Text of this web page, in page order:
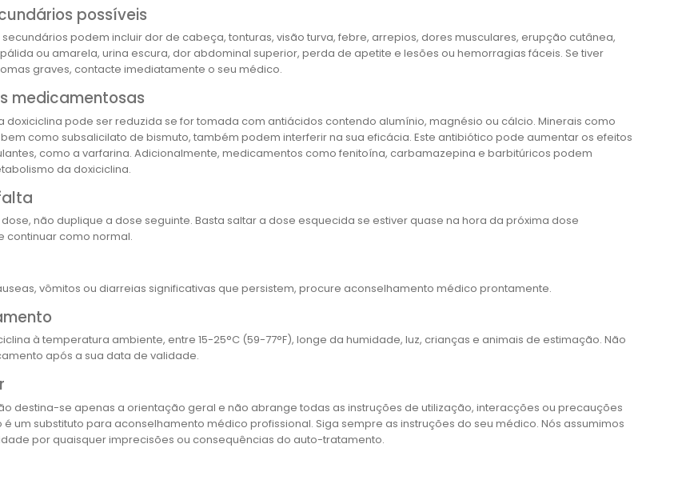
possíveis
podem incluir dor de cabeça, tonturas, visão turva, febre, arrepios, dores musculares, erupção cutânea,
ou amarela, urina escura, dor abdominal superior, perda de apetite e lesões ou hemorragias fáceis. Se tiver
graves, contacte imediatamente o seu médico.
medicamentosas
doxiciclina pode ser reduzida se for tomada com antiácidos contendo alumínio, magnésio ou cálcio. Minerais como
como subsalicilato de bismuto, também podem interferir na sua eficácia. Este antibiótico pode aumentar os efeitos
como a varfarina. Adicionalmente, medicamentos como fenitoína, carbamazepina e barbitúricos podem
da doxiciclina.
não duplique a dose seguinte. Basta saltar a dose esquecida se estiver quase na hora da próxima dose
continuar como normal.
vômitos ou diarreias significativas que persistem, procure aconselhamento médico prontamente.
à temperatura ambiente, entre 15-25°C (59-77°F), longe da humidade, luz, crianças e animais de estimação. Não
após a sua data de validade.
destina-se apenas a orientação geral e não abrange todas as instruções de utilização, interacções ou precauções
é um substituto para aconselhamento médico profissional. Siga sempre as instruções do seu médico. Nós assumimos
por quaisquer imprecisões ou consequências do auto-tratamento.